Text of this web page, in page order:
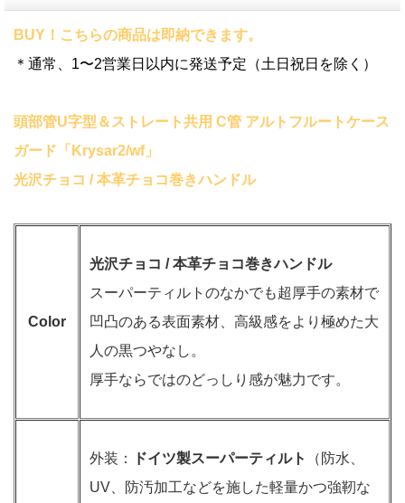
BUY！こちらの商品は即納できます。
＊通常、1〜2営業日以内に発送予定（土日祝日を除く）
頭部管U字型＆ストレート共用 C管 アルトフルートケース
ガード「Krysar2/wf」
光沢チョコ / 本革チョコ巻きハンドル
Color
光沢チョコ / 本革チョコ巻きハンドル
スーパーティルトのなかでも超厚手の素材で
凹凸のある表面素材、高級感をより極めた大
人の黒つやなし。
厚手ならではのどっしり感が魅力です。
外装： ドイツ製スーパーティルト
（防水、
UV、防汚加工などを施した軽量かつ強靭な